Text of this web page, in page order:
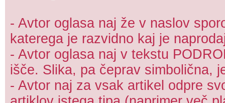
- Avtor oglasa naj že v naslov
katerega je razvidno kaj je
- Avtor oglasa naj v tekstu
išče. Slika, pa čeprav simbolična,
- Avtor naj za vsak artikel odpre